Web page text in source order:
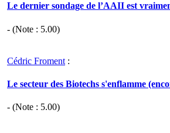
Le dernier sondage de l’AAII est
- (Note : 5.00)
Cédric Froment :
Le secteur des Biotechs s'enflamme
- (Note : 5.00)